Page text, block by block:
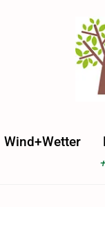
Wind+Wetter